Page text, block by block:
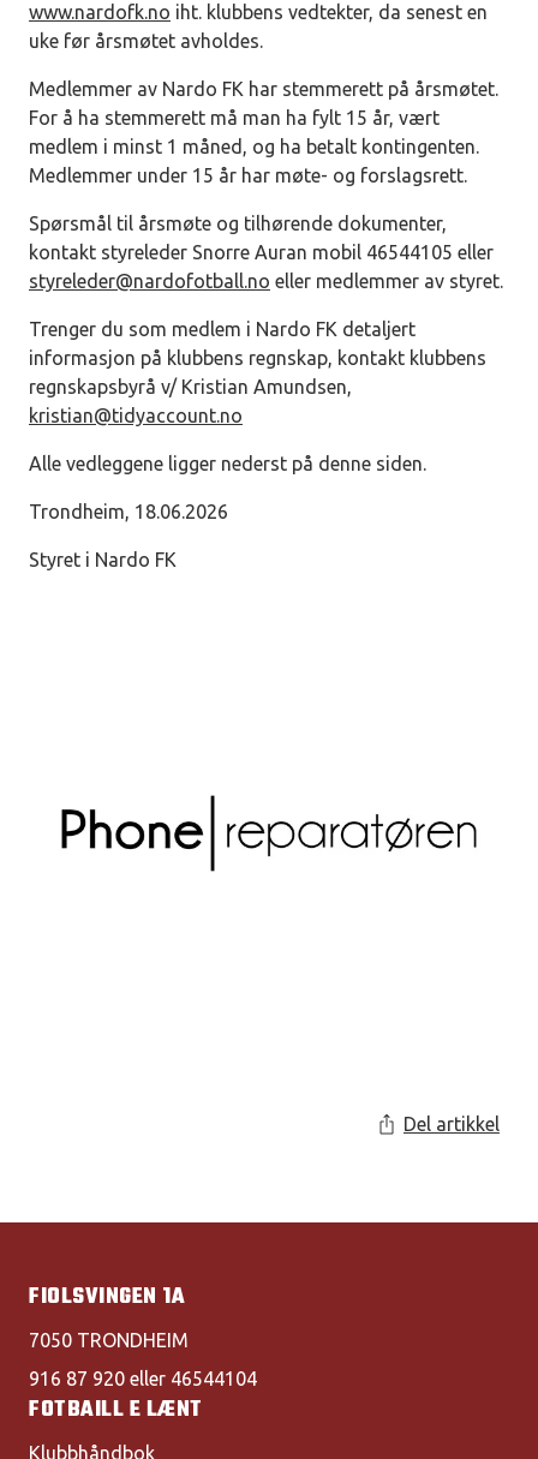
www.nardofk.no iht. klubbens vedtekter, da senest en
uke før årsmøtet avholdes.
Medlemmer av Nardo FK har stemmerett på årsmøtet.
For å ha stemmerett må man ha fylt 15 år, vært
medlem i minst 1 måned, og ha betalt kontingenten.
Medlemmer under 15 år har møte- og forslagsrett.
Spørsmål til årsmøte og tilhørende dokumenter,
kontakt styreleder Snorre Auran mobil 46544105 eller
styreleder@nardofotball.no eller medlemmer av styret.
Trenger du som medlem i Nardo FK detaljert
informasjon på klubbens regnskap, kontakt klubbens
regnskapsbyrå v/ Kristian Amundsen,
kristian@tidyaccount.no
Alle vedleggene ligger nederst på denne siden.
Trondheim, 18.06.2026
Styret i Nardo FK
Del artikkel
FIOLSVINGEN 1A
7050 TRONDHEIM
916 87 920 eller 46544104
FOTBAILL E LÆNT
Klubbhåndbok